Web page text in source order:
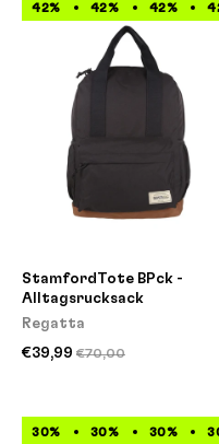
42% 42% 42%
StamfordTote BPck -
Alltagsrucksack
Regatta
€39,99 €70,00
30% 30% 30%